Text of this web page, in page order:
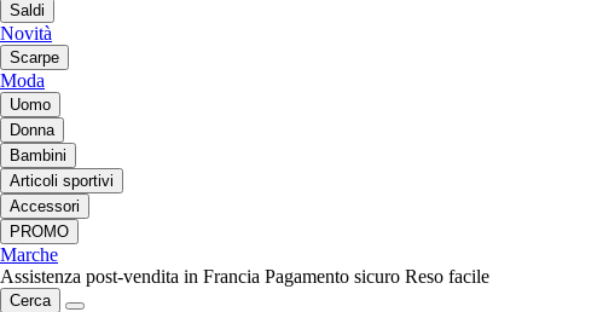
Saldi
Novità
Scarpe
Moda
Uomo
Donna
Bambini
Articoli sportivi
Accessori
PROMO
Marche
Assistenza post-vendita in Francia Pagamento sicuro Reso facile
Cerca